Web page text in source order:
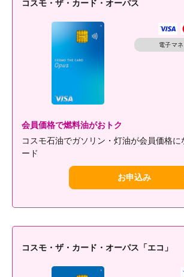
コスモ・ザ・カード・オーパス
電子マ
会員価格で燃料油がおトク
コスモ石油でガソリン・灯油が会員価格に
ード
お申込み
コスモ・ザ・カード・オーパス「エコ」